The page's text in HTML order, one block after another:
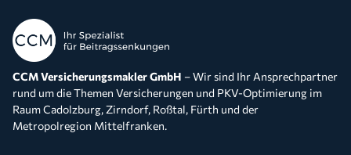
CCM Versicherungsmakler GmbH – Wir sind Ihr Ansprechpartner
rund um die Themen Versicherungen und PKV-Optimierung im
Raum Cadolzburg, Zirndorf, Roßtal, Fürth und der
Metropolregion Mittelfranken.